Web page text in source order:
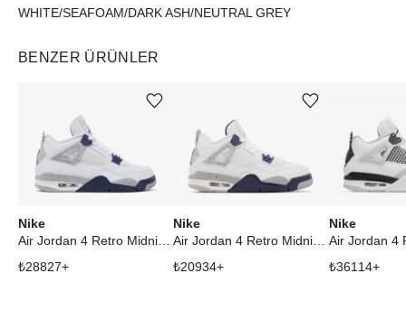
WHITE/SEAFOAM/DARK ASH/NEUTRAL GREY
BENZER ÜRÜNLER
Nike
₺28827+
Ürünü istek listesine ekle veya listeden çıkar
Nike
₺20934+
Ürünü istek listesine ekle veya listeden çıkar
Nike
₺36114+